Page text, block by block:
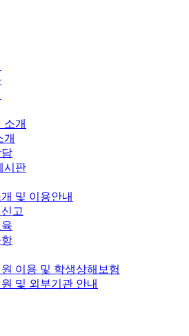
소개
개
시판
및 이용안내
고
이용 및 학생상해보험
및 외부기관 안내